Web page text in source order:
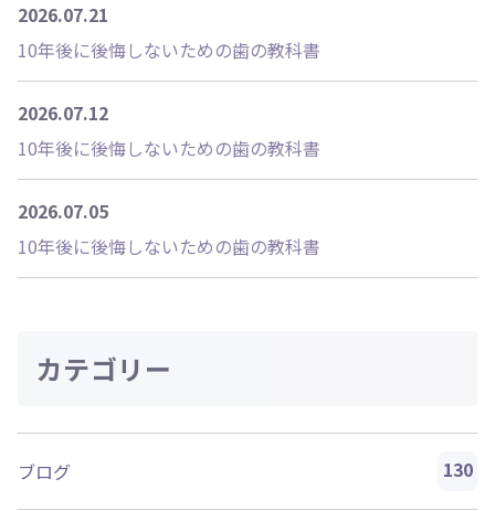
2026.07.21
10年後に後悔しないための歯の教科書
2026.07.12
10年後に後悔しないための歯の教科書
2026.07.05
10年後に後悔しないための歯の教科書
カテゴリー
ブログ 130